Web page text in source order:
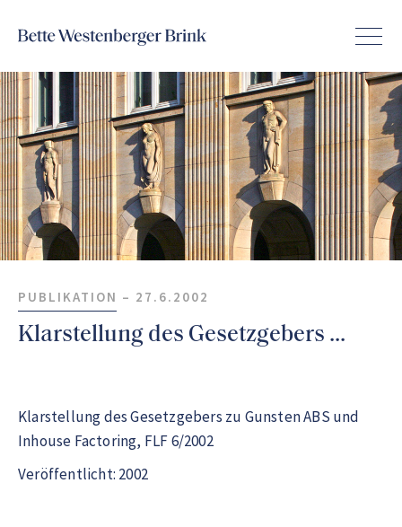
PUBLIKATION – 27.6.2002
Klarstellung des Gesetzgebers ...
Klarstellung des Gesetzgebers zu Gunsten ABS und
Inhouse Factoring, FLF 6/2002
Veröffentlicht: 2002